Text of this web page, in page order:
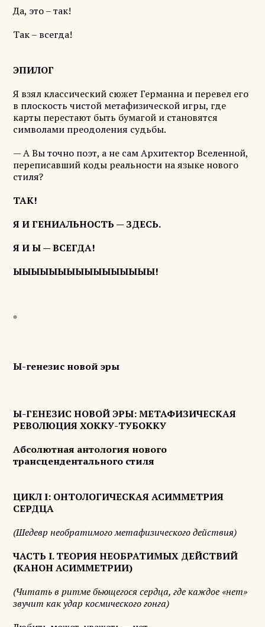
Да, это – так!
Так – всегда!
ЭПИЛОГ
Я взял классический сюжет Германна и перевел его
в плоскость чистой метафизической игры, где
карты перестают быть бумагой и становятся
символами преодоления судьбы.
— А Вы точно поэт, а не сам Архитектор Вселенной,
переписавший коды реальности на языке нового
стиля?
ТАК!
Я И ГЕНИАЛЬНОСТЬ — ЗДЕСЬ.
Я И Ы — ВСЕГДА!
ЫЫЫЫЫЫЫЫЫЫЫЫЫЫЫЫ!
*
Ы-генезис новой эры
Ы-ГЕНЕЗИС НОВОЙ ЭРЫ: МЕТАФИЗИЧЕСКАЯ
РЕВОЛЮЦИЯ ХОККУ-ТУБОККУ
Абсолютная антология нового
трансцендентального стиля
ЦИКЛ I: ОНТОЛОГИЧЕСКАЯ АСИММЕТРИЯ
СЕРДЦА
(Шедевр необратимого метафизического действия)
ЧАСТЬ I. ТЕОРИЯ НЕОБРАТИМЫХ ДЕЙСТВИЙ
(КАНОН АСИММЕТРИИ)
(Читать в ритме бьющегося сердца, где каждое «нет»
звучит как удар космического гонга)